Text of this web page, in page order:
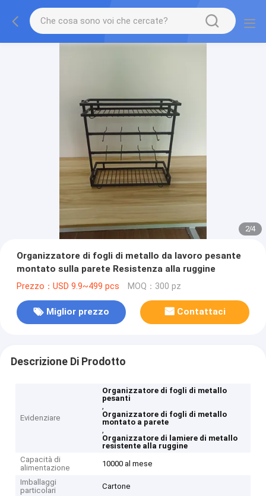
2/4
Organizzatore di fogli di metallo da lavoro pesante
montato sulla parete Resistenza alla ruggine
Prezzo：USD 9.9~499 pcs MOQ：300 pz
Miglior prezzo Contattaci
Descrizione Di Prodotto
Evidenziare
Organizzatore di fogli di metallo
pesanti
,
Organizzatore di fogli di metallo
montato a parete
,
Organizzatore di lamiere di metallo
resistente alla ruggine
Capacità di
alimentazione
10000 al mese
Imballaggi
particolari
Cartone